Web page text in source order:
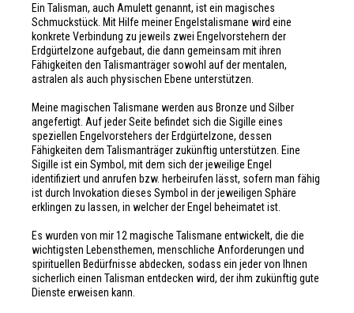
Ein Talisman, auch Amulett genannt, ist ein magisches
Schmuckstück. Mit Hilfe meiner Engelstalismane wird eine
konkrete Verbindung zu jeweils zwei Engelvorstehern der
Erdgürtelzone aufgebaut, die dann gemeinsam mit ihren
Fähigkeiten den Talismanträger sowohl auf der mentalen,
astralen als auch physischen Ebene unterstützen.
Meine magischen Talismane werden aus Bronze und Silber
angefertigt. Auf jeder Seite befindet sich die Sigille eines
speziellen Engelvorstehers der Erdgürtelzone, dessen
Fähigkeiten dem Talismanträger zukünftig unterstützen. Eine
Sigille ist ein Symbol, mit dem sich der jeweilige Engel
identifiziert und anrufen bzw. herbeirufen lässt, sofern man fähig
ist durch Invokation dieses Symbol in der jeweiligen Sphäre
erklingen zu lassen, in welcher der Engel beheimatet ist.
Es wurden von mir 12 magische Talismane entwickelt, die die
wichtigsten Lebensthemen, menschliche Anforderungen und
spirituellen Bedürfnisse abdecken, sodass ein jeder von Ihnen
sicherlich einen Talisman entdecken wird, der ihm zukünftig gute
Dienste erweisen kann.